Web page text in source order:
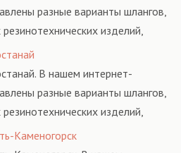
разные варианты шлангов,
резинотехнических изделий,
ГОСТам, техническим условиям
В нашем интернет-
разные варианты шлангов,
резинотехнических изделий,
ГОСТам, техническим условиям
Каменогорск